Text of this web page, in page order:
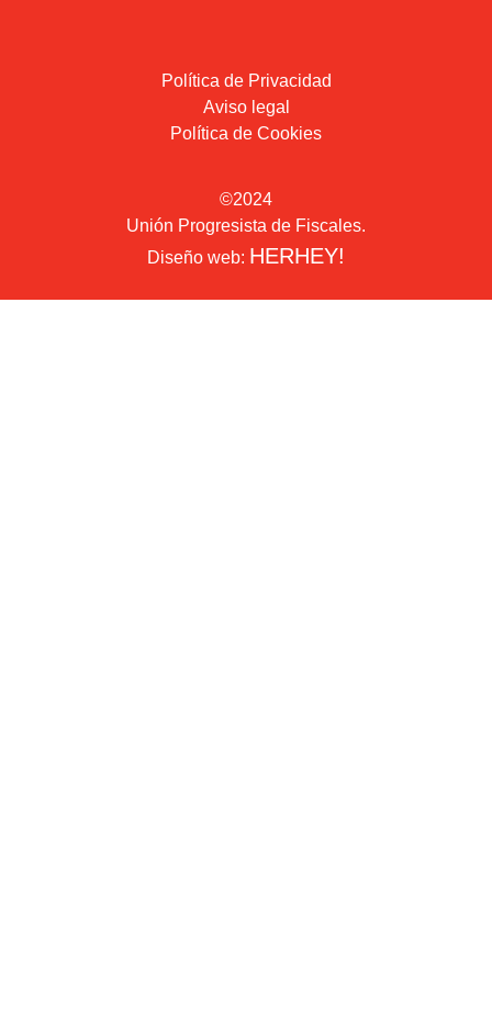
Política de Privacidad
Aviso legal
Política de Cookies
©2024
Unión Progresista de Fiscales.
Diseño web: HERHEY!